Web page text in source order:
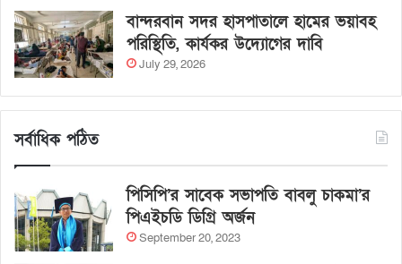
বান্দরবান সদর হাসপাতালে হামের ভয়াবহ
পরিস্থিতি, কার্যকর উদ্যোগের দাবি
July 29, 2026
সর্বাধিক পঠিত
পিসিপি’র সাবেক সভাপতি বাবলু চাকমা’র
পিএইচডি ডিগ্রি অর্জন
September 20, 2023